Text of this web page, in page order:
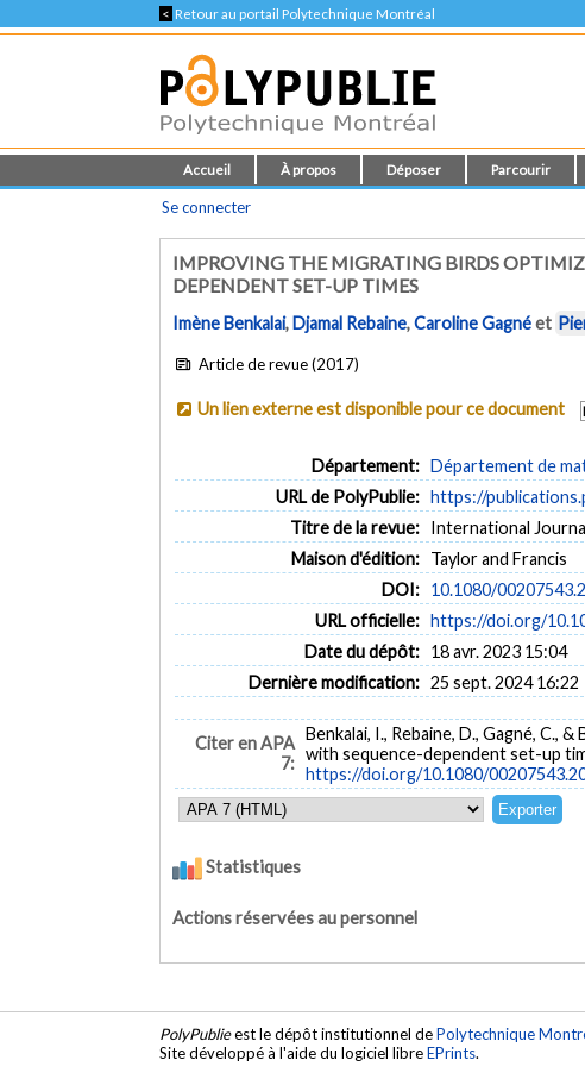
< Retour au portail Polytechnique Montréal
Accueil À propos Déposer Parcourir
Se connecter
IMPROVING THE MIGRATING BIRDS
DEPENDENT SET-UP TIMES
Imène Benkalai,Djamal Rebaine,Caroline Gagnéet
Article de revue (2017)
Un lien externe est disponible pour ce document
Département: Département de
URL de PolyPublie: https://
Titre de la revue: International
Maison d'édition: Taylor and Francis
DOI: 10.1080/
URL officielle: https://doi.org/
Date du dépôt: 18 avr. 2023 15:04
Dernière modification: 25 sept. 2024 16:22
Citer en APA
7:
Benkalai, I., Rebaine, D., Gagné,
with sequence-dependent set-up
https://doi.org/10.1080/
Statistiques
Actions réservées au personnel
PolyPublieest le dépôt institutionnel dePolytechnique
Site développé à l'aide du logiciel libreEPrints.